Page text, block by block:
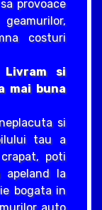
provoace
costuri
si
mai buna
si
tau a
poti
apeland la
bogata in